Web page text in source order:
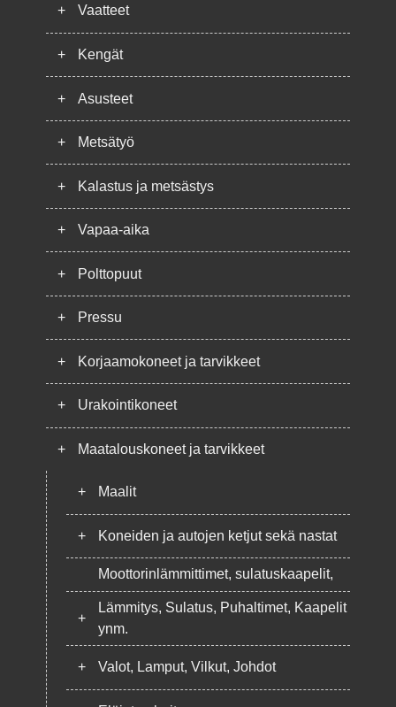
+ Vaatteet
+ Kengät
+ Asusteet
+ Metsätyö
+ Kalastus ja metsästys
+ Vapaa-aika
+ Polttopuut
+ Pressu
+ Korjaamokoneet ja tarvikkeet
+ Urakointikoneet
+ Maatalouskoneet ja tarvikkeet
+ Maalit
+ Koneiden ja autojen ketjut sekä nastat
Moottorinlämmittimet, sulatuskaapelit,
+
Lämmitys, Sulatus, Puhaltimet, Kaapelit
ynm.
+ Valot, Lamput, Vilkut, Johdot